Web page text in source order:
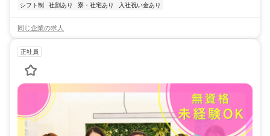
シフト制
社割あり 寮・社宅あり 入社祝い金あり
同じ企業の求人
正社員